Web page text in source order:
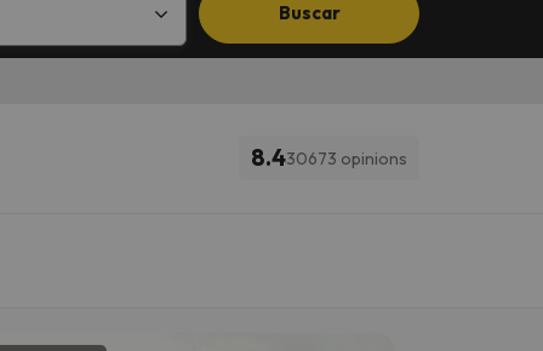
Buscar
8.430673 opinions